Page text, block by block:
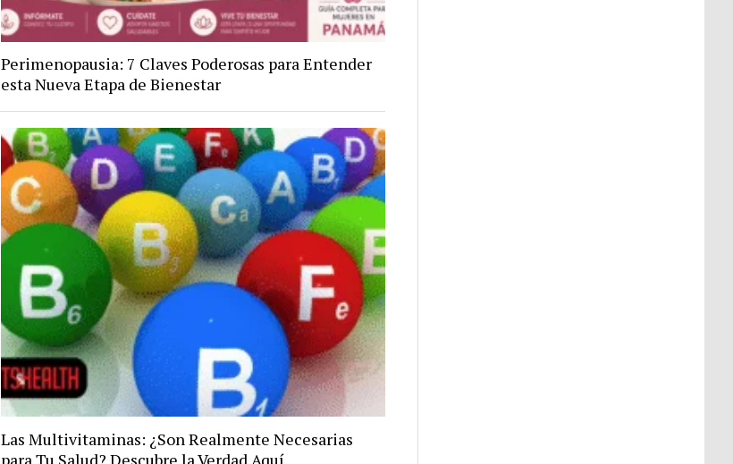
Perimenopausia: 7 Claves Poderosas para Entender
esta Nueva Etapa de Bienestar
Las Multivitaminas: ¿Son Realmente Necesarias
para Tu Salud? Descubre la Verdad Aquí